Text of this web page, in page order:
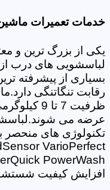
خدمات تعمیرات
یکی از بزرگ ترین و
لباسشویی های درب
بسیاری از پیشرفته
رقابت تنگاتنگی
عرضه می
VarioPerfect
افزایش کیفیت